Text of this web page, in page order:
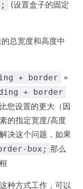
(设置盒子的固定
总宽度和高度中
+ border
=
+ border
您设置的更大（因
的指定宽度/高度
决这个问题，如果
box; 那么
种方式工作，可以